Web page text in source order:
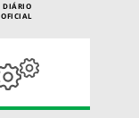
DIÁRIO
OFICIAL